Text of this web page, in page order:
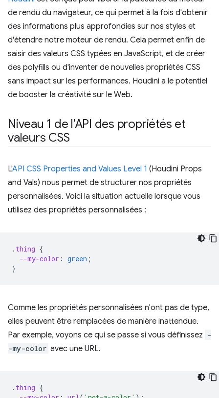
de rendu du navigateur, ce qui permet à la fois d'obtenir
des informations plus approfondies sur nos styles et
d'étendre notre moteur de rendu. Cela permet enfin de
saisir des valeurs CSS typées en JavaScript, et de créer
des polyfills ou d'inventer de nouvelles propriétés CSS
sans impact sur les performances. Houdini a le potentiel
de booster la créativité sur le Web.
Niveau 1 de l'API des propriétés et
valeurs CSS
L'API CSS Properties and Values Level 1 (Houdini Props
and Vals) nous permet de structurer nos propriétés
personnalisées. Voici la situation actuelle lorsque vous
utilisez des propriétés personnalisées :
. thing {
--my-color : green ;
}
Comme les propriétés personnalisées n'ont pas de type,
elles peuvent être remplacées de manière inattendue.
Par exemple, voyons ce qui se passe si vous définissez -
-my-color avec une URL.
. thing {